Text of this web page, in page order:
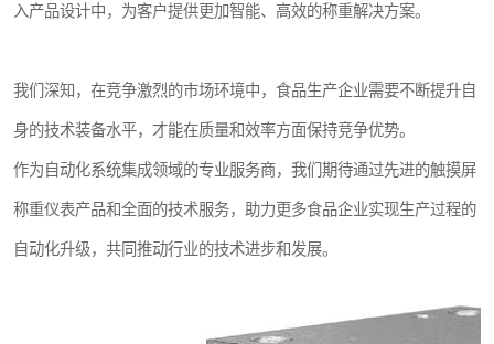
入产品设计中，为客户提供更加智能、高效的称重解决方案。
我们深知，在竞争激烈的市场环境中，食品生产企业需要不断提升自
身的技术装备水平，才能在质量和效率方面保持竞争优势。
作为自动化系统集成领域的专业服务商，我们期待通过先进的触摸屏
称重仪表产品和全面的技术服务，助力更多食品企业实现生产过程的
自动化升级，共同推动行业的技术进步和发展。